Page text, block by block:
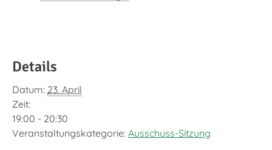
Details
Datum: 23. April
Zeit:
19:00 - 20:30
Veranstaltungskategorie: Ausschuss-Sitzung